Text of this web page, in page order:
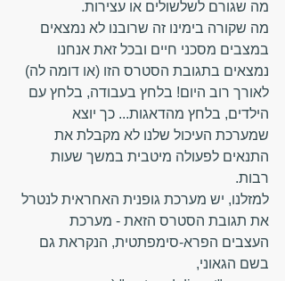
מה שגורם לשלשולים או עצירות.
מה שקורה בימינו זה שרובנו לא נמצאים
במצבים מסכני חיים ובכל זאת אנחנו
נמצאים בתגובת הסטרס הזו (או דומה לה)
לאורך רוב היום! בלחץ בעבודה, בלחץ עם
הילדים, בלחץ מהדאגות... כך יוצא
שמערכת העיכול שלנו לא מקבלת את
התנאים לפעולה מיטבית במשך שעות
רבות.
למזלנו, יש מערכת גופנית האחראית לנטרל
את תגובת הסטרס הזאת - מערכת
העצבים הפרא-סימפתטית, הנקראת גם
בשם הגאוני,